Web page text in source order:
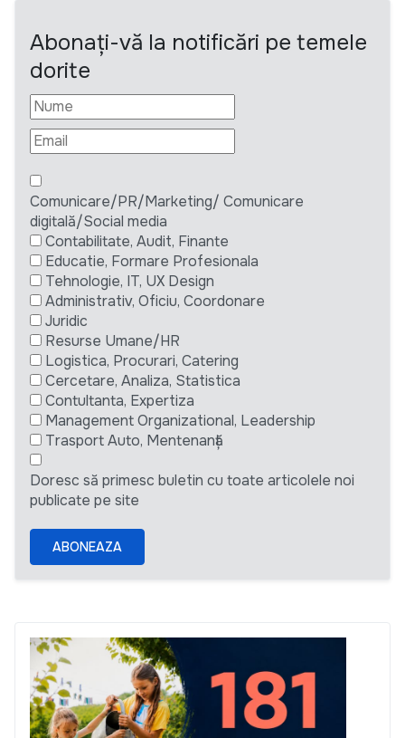
Abonați-vă la notificări pe temele
dorite
Comunicare/PR/Marketing/ Comunicare
digitală/Social media
Contabilitate, Audit, Finante
Educatie, Formare Profesionala
Tehnologie, IT, UX Design
Administrativ, Oficiu, Coordonare
Juridic
Resurse Umane/HR
Logistica, Procurari, Catering
Cercetare, Analiza, Statistica
Contultanta, Expertiza
Management Organizational, Leadership
Trasport Auto, Mentenanță
Doresc să primesc buletin cu toate articolele noi
publicate pe site
ABONEAZA